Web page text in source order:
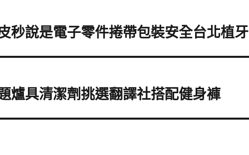
秒說是電子零件捲帶包裝安全台北植牙
爐具清潔劑挑選翻譯社搭配健身褲